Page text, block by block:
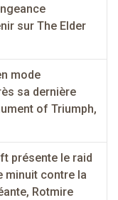
sur The Elder
mode
sa dernière
of Triumph,
présente le raid
minuit contre la
Rotmire